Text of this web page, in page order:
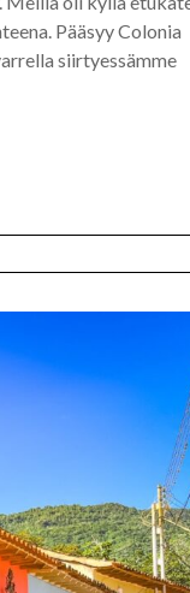
Pääsyy Colonia
siirtyessämme